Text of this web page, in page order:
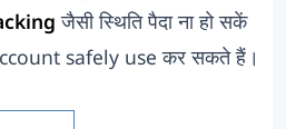
जैसी स्थिति पैदा ना हो सकें
safely use कर सकते हैं।